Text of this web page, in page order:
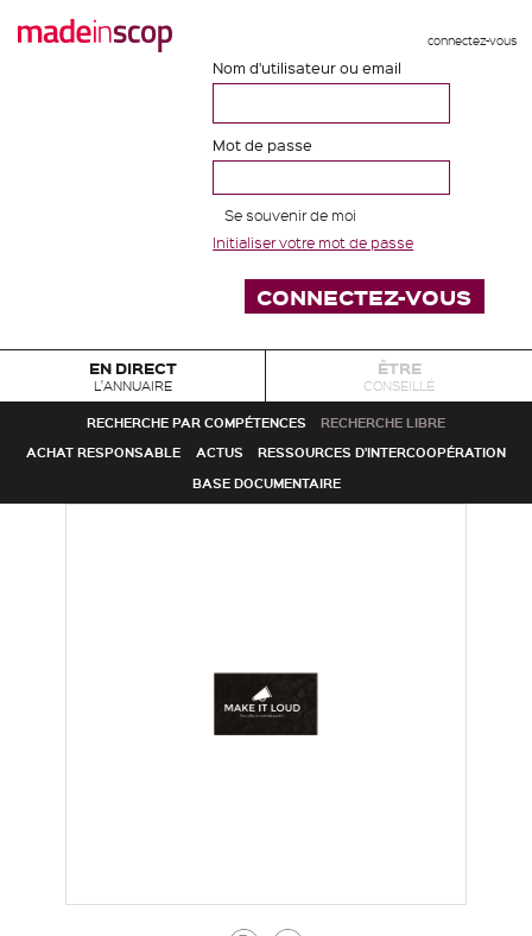
connectez-vous
Nom d'utilisateur ou email
Mot de passe
Se souvenir de moi
Initialiser votre mot de passe
EN DIRECT
L'ANNUAIRE
ÊTRE
CONSEILLÉ
RECHERCHE PAR COMPÉTENCES
RECHERCHE LIBRE
ACHAT RESPONSABLE
ACTUS
RESSOURCES D'INTERCOOPÉRATION
BASE DOCUMENTAIRE